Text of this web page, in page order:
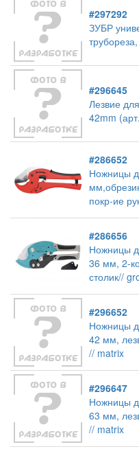
#297292
ЗУБР
#296645
Лезвие
42mm
#286652
Ножницы
покр-ие
#286656
Ножницы
36 мм, 2-
столик//
#296652
Ножницы
42 мм,
// matrix
#296647
Ножницы
63 мм,
// matrix